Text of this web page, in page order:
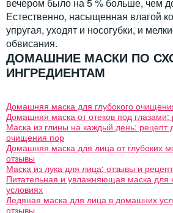
Естественно, насыщенная влагой
упругая, уходят и носогубки, и
обвисания.
ДОМАШНИЕ МАСКИ ПО
ИНГРЕДИЕНТАМ
Домашняя маска для глубокого
Домашняя маска от отеков под глазами:
Маска из глины на каждый день: рецепт
очищения пор
Домашняя маска для лица от глубоких
отзывы
Маска из лука для лица: отзывы и
Питательная и увлажняющая маска
условиях
Ледяная маска для лица в домашних
отзывы